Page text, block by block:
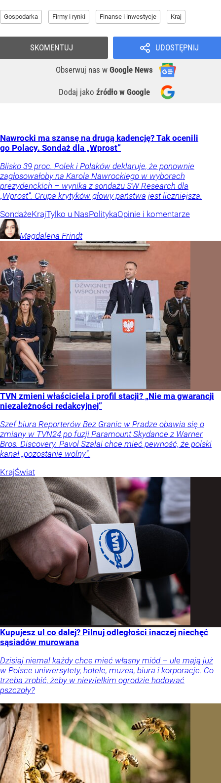
Gospodarka Firmy i rynki Finanse i inwestycje Kraj
UDOSTĘPNIJ
Obserwuj nas w Google News
Dodaj jako źródło w Google
SKOMENTUJ
Nawrocki ma szansę na drugą kadencję? Tak ocenili
go Polacy. Sondaż dla „Wprost”
Blisko 39 proc. Polek i Polaków deklaruje, że ponownie
zagłosowałoby na Karola Nawrockiego w wyborach
prezydenckich – wynika z sondażu SW Research dla
„Wprost”. Grupa krytyków głowy państwa jest liczniejsza.
SondażeKrajTylko u NasPolitykaOpinie i komentarze
Magdalena Frindt
TVN zmieni właściciela i profil stacji? „Nie ma gwarancji
niezależności redakcyjnej”
Szef biura Reporterów Bez Granic w Pradze obawia się o
zmiany w TVN24 po fuzji Paramount Skydance z Warner
Bros. Discovery. Pavol Szalai chce mieć pewność, że polski
kanał „pozostanie wolny”.
KrajŚwiat
Kupujesz ul co dalej? Pilnuj odległości inaczej niechęć
sąsiadów murowana
Dzisiaj niemal każdy chce mieć własny miód – ule mają już
w Polsce uniwersytety, hotele, muzea, biura i korporacje. Co
trzeba zrobić, żeby w niewielkim ogrodzie hodować
pszczoły?